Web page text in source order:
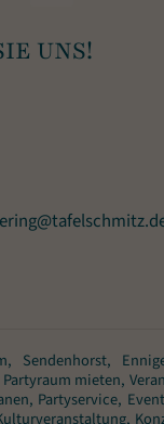
UNS!
Sendenhorst,
mieten,
Partyservice,